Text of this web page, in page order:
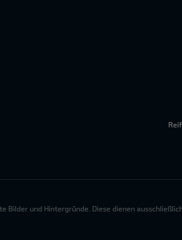
und Hintergründe. Diese dienen